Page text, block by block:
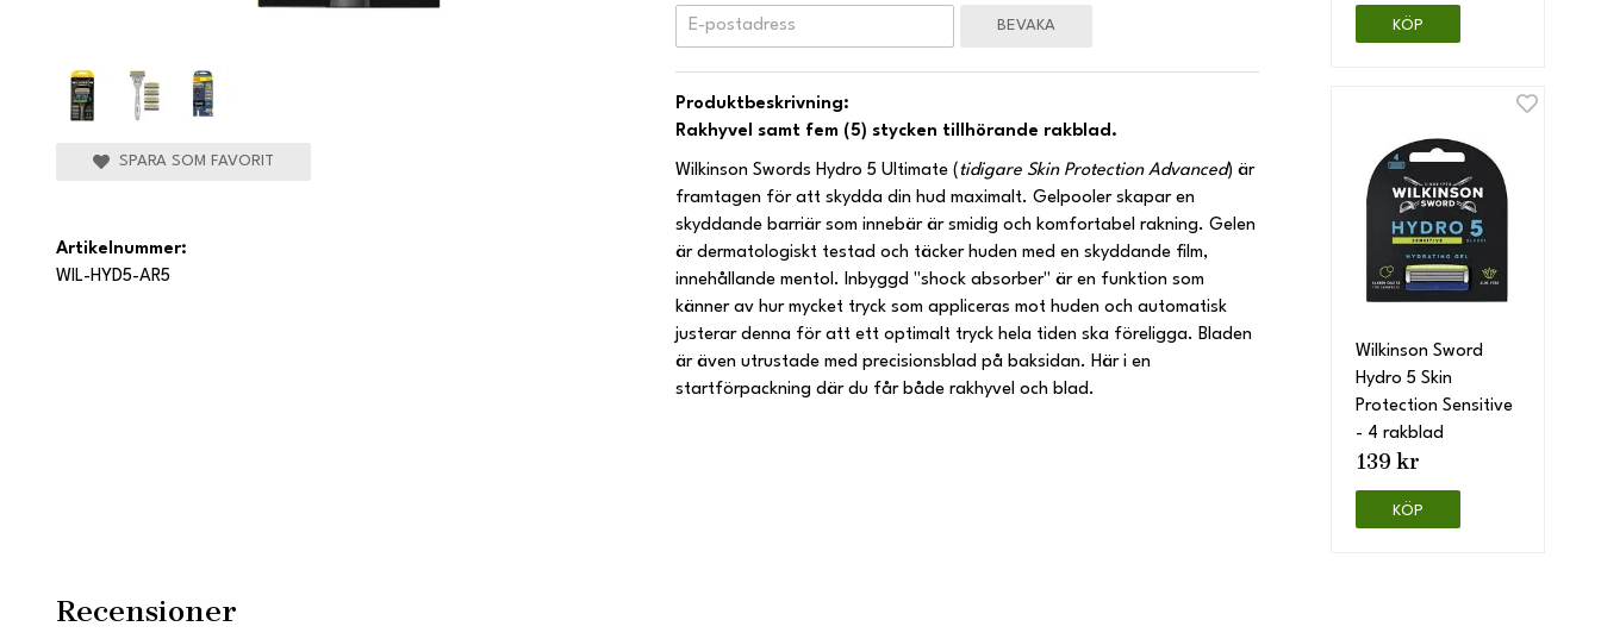
BEVAKA
Produktbeskrivning:
Rakhyvel samt fem (5) stycken tillhörande rakblad.
Wilkinson Swords Hydro 5 Ultimate ( tidigare Skin Protection Advanced) är
framtagen för att skydda din hud maximalt. Gelpooler skapar en
skyddande barriär som innebär är smidig och komfortabel rakning. Gelen
är dermatologiskt testad och täcker huden med en skyddande film,
innehållande mentol. Inbyggd "shock absorber" är en funktion som
känner av hur mycket tryck som appliceras mot huden och automatisk
justerar denna för att ett optimalt tryck hela tiden ska föreligga. Bladen
är även utrustade med precisionsblad på baksidan. Här i en
startförpackning där du får både rakhyvel och blad.
KÖP
Wilkinson Sword
Hydro 5 Skin
Protection Sensitive
- 4 rakblad
139 kr
KÖP
SPARA SOM FAVORIT
Artikelnummer:
WIL-HYD5-AR5
Recensioner